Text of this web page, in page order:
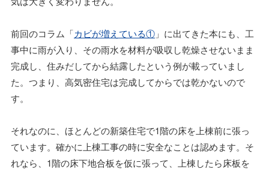
前回のコラム「カビが増えている① 」に出てきた本にも、工
事中に雨が入り、その雨水を材料が吸収し乾燥させないまま
完成し、住みだしてから結露したという例が載っていまし
た。つまり、高気密住宅は完成してからでは乾かないので
す。
それなのに、ほとんどの新築住宅で1階の床を上棟前に張っ
ています。確かに上棟工事の時に安全なことは認めます。そ
れなら、1階の床下地合板を仮に張って、上棟したら床板を